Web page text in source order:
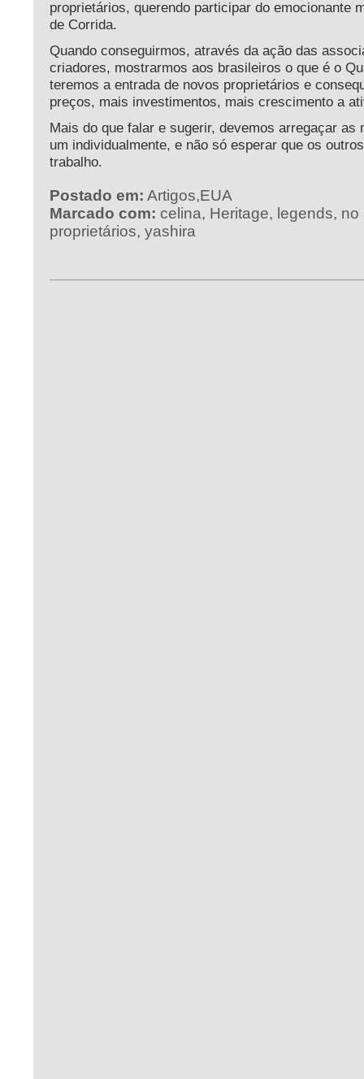
proprietários, querendo participar do emocionante
de Corrida.
Quando conseguirmos, através da ação das
criadores, mostrarmos aos brasileiros o que é o
teremos a entrada de novos proprietários e
preços, mais investimentos, mais crescimento a
Mais do que falar e sugerir, devemos arregaçar as
um individualmente, e não só esperar que os
trabalho.
Postado em: Artigos,EUA
Marcado com: celina, Heritage, legends, no
proprietários, yashira